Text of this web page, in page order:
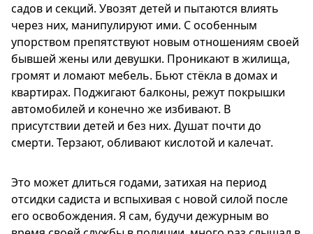
садов и секций. Увозят детей и пытаются влиять
через них, манипулируют ими. С особенным
упорством препятствуют новым отношениям своей
бывшей жены или девушки. Проникают в жилища,
громят и ломают мебель. Бьют стёкла в домах и
квартирах. Поджигают балконы, режут покрышки
автомобилей и конечно же избивают. В
присутствии детей и без них. Душат почти до
смерти. Терзают, обливают кислотой и калечат.
Это может длиться годами, затихая на период
отсидки садиста и вспыхивая с новой силой после
его освобождения. Я сам, будучи дежурным во